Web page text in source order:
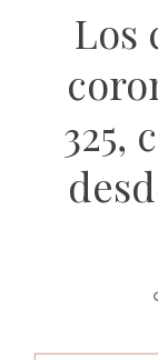
Los
325,